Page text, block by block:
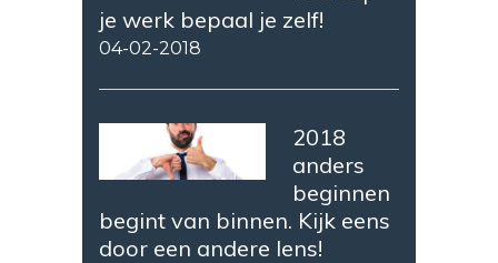
je werk bepaal je zelf!
04-02-2018
2018
anders
beginnen
begint van binnen. Kijk eens
door een andere lens!